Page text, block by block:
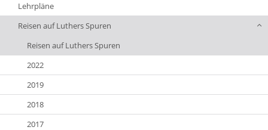
Lehrpläne
Reisen auf Luthers Spuren
Reisen auf Luthers Spuren
2022
2019
2018
2017